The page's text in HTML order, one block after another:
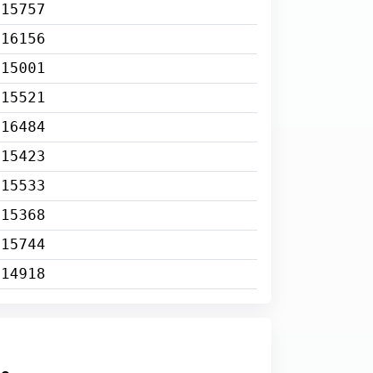
15757
16156
15001
15521
16484
15423
15533
15368
15744
14918